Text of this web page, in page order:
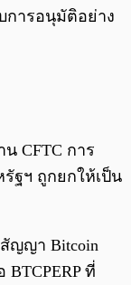
การอนุมัติอย่าง
CFTC การ
รัฐฯ ถูกยกให้เป็น
ญญา Bitcoin
BTCPERP ที่